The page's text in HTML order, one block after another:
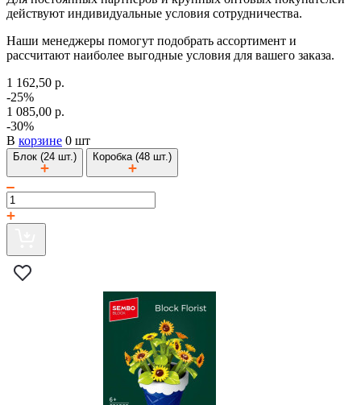
действуют индивидуальные условия сотрудничества.
Наши менеджеры помогут подобрать ассортимент и
рассчитают наиболее выгодные условия для вашего заказа.
1 162,50 р.
-25%
1 085,00 р.
-30%
В корзине 0 шт
Блок (24 шт.) Коробка (48 шт.)